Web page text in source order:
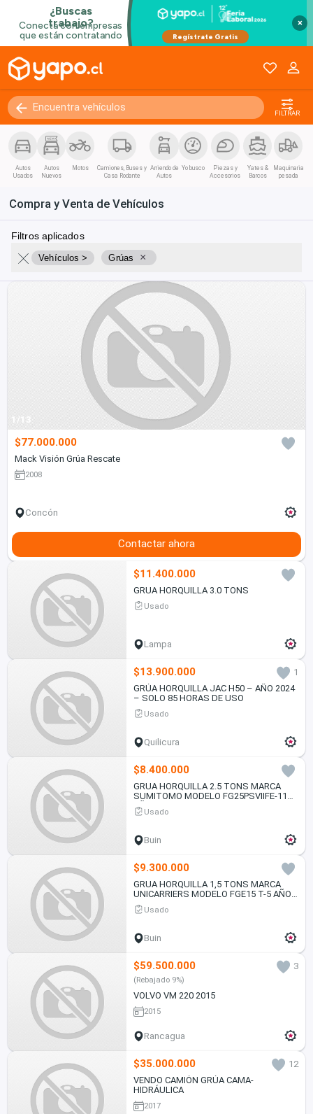
×
FILTRAR
Autos
Usados
Autos
Nuevos
Motos
Camiones, Buses y
Casa Rodante
Arriendo de
Autos
Yo busco
Piezas y
Accesorios
Yates &
Barcos
Maquinaria
pesada
Compra y Venta de Vehículos
Filtros aplicados
Vehículos > Grúas ×
1/13
$77.000.000
Mack Visión Grúa Rescate
2008
Concón
Contactar ahora
$11.400.000
GRUA HORQUILLA 3.0 TONS
Usado
Lampa
$13.900.000
1
GRÚA HORQUILLA JAC H50 – AÑO 2024
– SOLO 85 HORAS DE USO
Usado
Quilicura
$8.400.000
GRUA HORQUILLA 2.5 TONS MARCA
SUMITOMO MODELO FG25PSVIIFE-11
AÑO 2004
Usado
Buin
$9.300.000
GRUA HORQUILLA 1,5 TONS MARCA
UNICARRIERS MODELO FGE15 T-5 AÑO
2016
Usado
Buin
$59.500.000 3
(Rebajado 9%)
VOLVO VM 220 2015
2015
Rancagua
$35.000.000
12
VENDO CAMIÓN GRÚA CAMA-
HIDRÁULICA
2017